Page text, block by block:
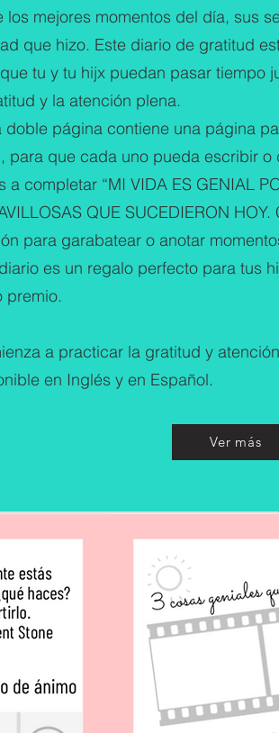
los mejores momentos del día, sus
que hizo. Este diario de gratitud
tu y tu hijx puedan pasar tiempo
y la atención plena.
doble página contiene una página
para que cada uno pueda escribir
a completar “MI VIDA ES GENIAL
QUE SUCEDIERON
para garabatear o anotar
es un regalo perfecto para tus
premio.
a practicar la gratitud y
en Inglés y en Español.
Ver más